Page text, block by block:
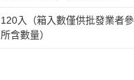
120入（箱入數僅供批發業者
所含數量）